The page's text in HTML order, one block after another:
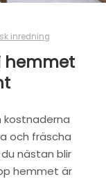
inredning
hemmet
kostnaderna
och fräscha
nästan blir
hemmet är